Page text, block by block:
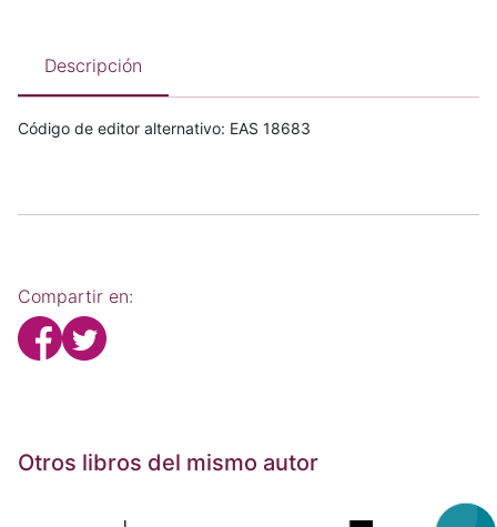
Descripción
Código de editor alternativo: EAS 18683
Compartir en:
Otros libros del mismo autor